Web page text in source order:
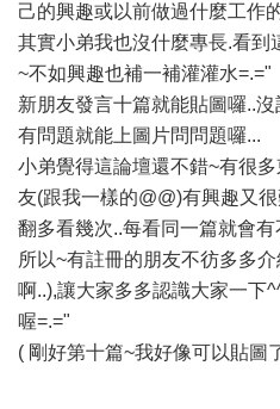
己的興趣或以前做過什麼工作
其實小弟我也沒什麼專長.看到
~不如興趣也補一補灌灌水=.="
新朋友發言十篇就能貼圖囉..
有問題就能上圖片問問題囉...
小弟覺得這論壇還不錯~有很
友(跟我一樣的@@)有興趣又
翻多看幾次..每看同一篇就會
所以~有註冊的朋友不彷多多
啊..),讓大家多多認識大家一下
喔=.="
( 剛好第十篇~我好像可以貼圖